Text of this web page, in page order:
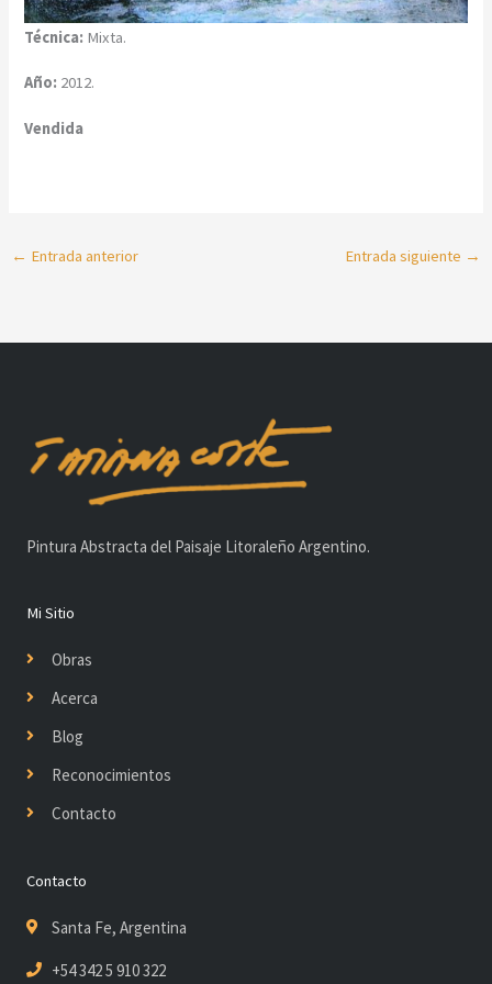
Técnica: Mixta.
Año: 2012.
Vendida
← Entrada anterior Entrada siguiente →
Pintura Abstracta del Paisaje Litoraleño Argentino.
Mi Sitio
Obras
Acerca
Blog
Reconocimientos
Contacto
Contacto
Santa Fe, Argentina
+54 342 5 910 322